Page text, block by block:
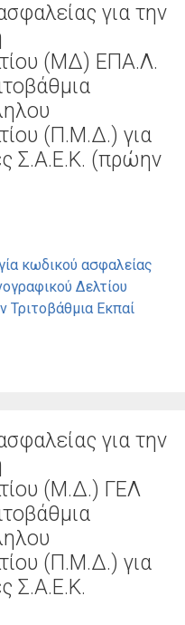
για την
(ΜΔ) ΕΠΑ.Λ.
(Π.Μ.Δ.) για
Σ.Α.Ε.Κ. (πρώην
κωδικού ασφαλείας
Δελτίου
Τριτοβάθμια Εκπαί
για την
(Μ.Δ.) ΓΕΛ
(Π.Μ.Δ.) για
Σ.Α.Ε.Κ.